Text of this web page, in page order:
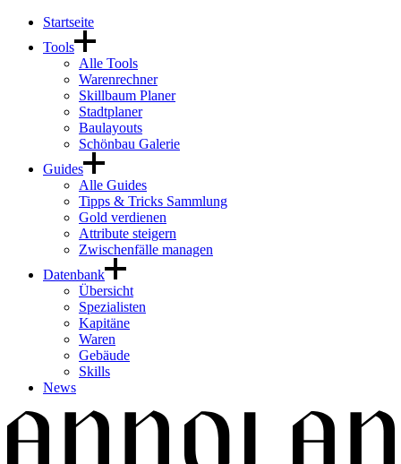
Startseite
Tools
Alle Tools
Warenrechner
Skillbaum Planer
Stadtplaner
Baulayouts
Schönbau Galerie
Guides
Alle Guides
Tipps & Tricks Sammlung
Gold verdienen
Attribute steigern
Zwischenfälle managen
Datenbank
Übersicht
Spezialisten
Kapitäne
Waren
Gebäude
Skills
News